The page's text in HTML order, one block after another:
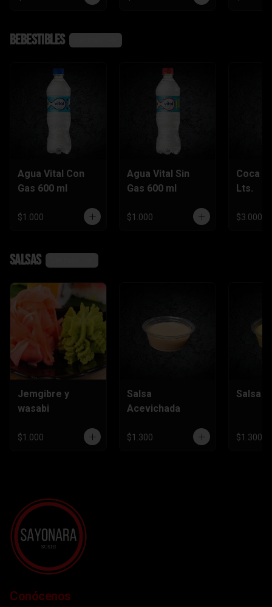
Bebestibles
Agua Vital Con
Gas 600 ml
$1.000
Agua Vital Sin
Gas 600 ml
$1.000
Coca
Lts.
$3.000
Salsas
Jemgibre y
wasabi
$1.000
Salsa
Acevichada
$1.300
Salsa
$1.300
Conócenos